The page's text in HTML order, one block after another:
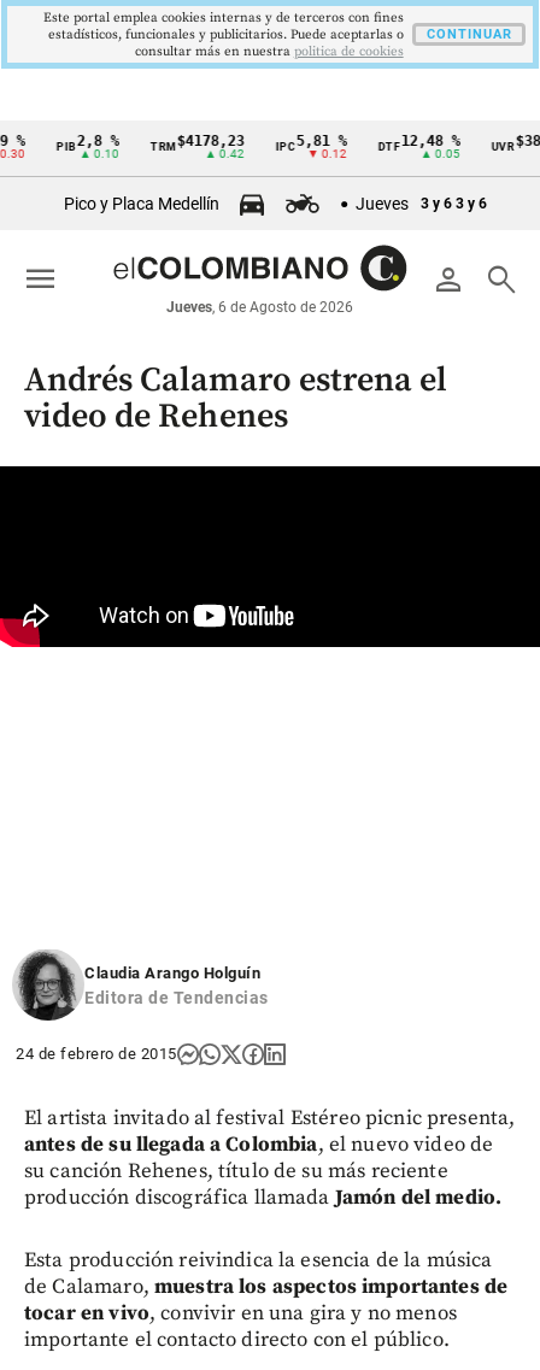
Cintillo
económicos
Colombia
PIB 2,8 %
▲ 0.10
TRM $4178,23
▲ 0.42
IPC 5,81 %
▼ 0.12
DTF 12,48 %
▲ 0.05
UVR
▲
Pico y Placa Medellín Jueves 3 y 6 3 y 6
person search
Jueves, 6 de Agosto de 2026
menu
Andrés Calamaro estrena el
video de Rehenes
Claudia Arango Holguín
Editora de Tendencias
24 de febrero de 2015
El artista invitado al festival Estéreo picnic presenta,
antes de su llegada a Colombia, el nuevo video de
su canción Rehenes, título de su más reciente
producción discográfica llamadaJamón del medio.
Esta producción reivindica la esencia de la música
de Calamaro, muestra los aspectos importantes de
tocar en vivo, convivir en una gira y no menos
importante el contacto directo con el público.
Este portal emplea cookies internas y de terceros con fines
estadísticos, funcionales y publicitarios. Puede aceptarlas o
consultar más en nuestra politica de cookies
CONTINUAR